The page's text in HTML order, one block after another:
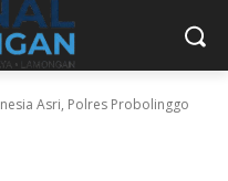
Asri, Polres Probolinggo